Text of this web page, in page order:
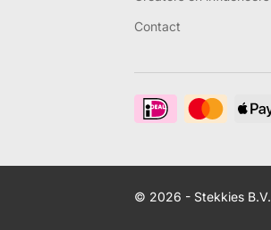
Contact
© 2026 - Stekkies B.V.